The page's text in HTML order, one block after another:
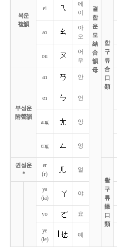
결
합
운
모
結
合
韻
母
복운
複韻
합
구
류
合
口
類
ei
에
이
ao
아
오
ou
어
우
부성운
附聲韻
an 안
en 언
ang 앙
eng 엉
권설운
*
er
(r)
얼
촬
구
류
撮
口
類
ya
(ia)
야
yo 요
ye
(ie)
예